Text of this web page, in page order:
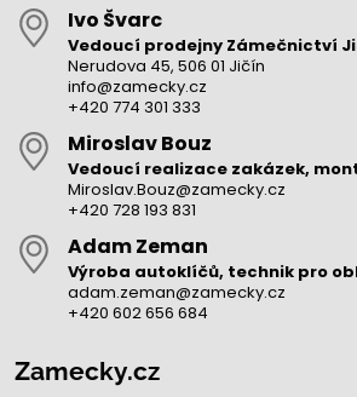
Ivo Švarc
Vedoucí prodejny Zámečnictví
Nerudova 45, 506 01 Jičín
info@zamecky.cz
+420 774 301 333
Miroslav Bouz
Vedoucí realizace zakázek,
Miroslav.Bouz@zamecky.cz
+420 728 193 831
Adam Zeman
Výroba autoklíčů, technik pro
adam.zeman@zamecky.cz
+420 602 656 684
Zamecky.cz